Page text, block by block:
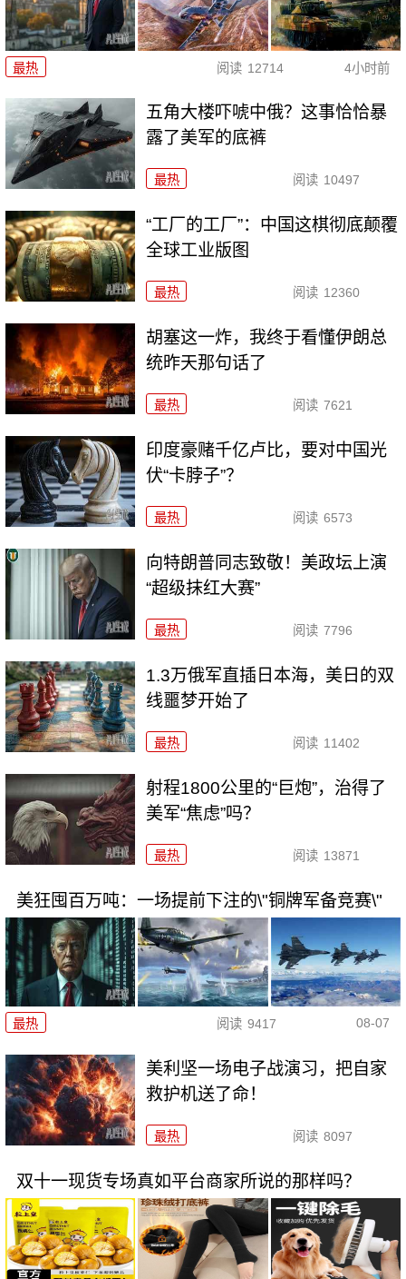
最热 阅读 12714 4小时前
五角大楼吓唬中俄？这事恰恰暴
露了美军的底裤
最热 阅读 10497
“工厂的工厂”：中国这棋彻底颠覆
全球工业版图
最热 阅读 12360
胡塞这一炸，我终于看懂伊朗总
统昨天那句话了
最热 阅读 7621
印度豪赌千亿卢比，要对中国光
伏“卡脖子”？
最热 阅读 6573
向特朗普同志致敬！美政坛上演
“超级抹红大赛”
最热 阅读 7796
1.3万俄军直插日本海，美日的双
线噩梦开始了
最热 阅读 11402
射程1800公里的“巨炮”，治得了
美军“焦虑”吗？
最热 阅读 13871
美狂囤百万吨：一场提前下注的\"铜牌军备竞赛\"
最热 阅读 9417 08-07
美利坚一场电子战演习，把自家
救护机送了命！
最热 阅读 8097
双十一现货专场真如平台商家所说的那样吗？